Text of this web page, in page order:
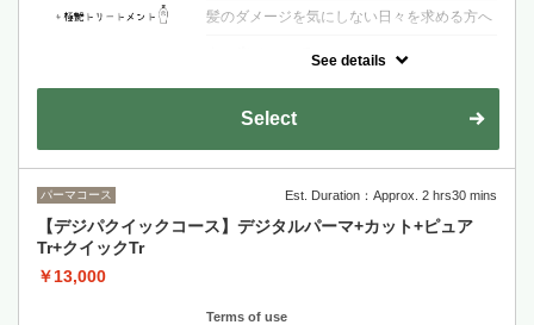
髪のダメージを気にしない日々を求める方へ
るお客様は選択後＋カラー追加をお願い致し
ます・髪の内側に栄養を入れる3段階集中ト
リートメント艶とまとまりのある髪へ導きま
See details
Select
パーマコース Est. Duration：Approx. 2 hrs30 mins
【デジパクイックコース】デジタルパーマ+カット+ピュア
Tr+クイックTr
￥13,000
Terms of use